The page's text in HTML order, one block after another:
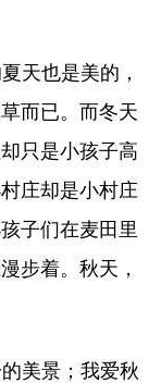
天也是美的，
而已。而冬天
只是小孩子高
庄却是小村庄
子们在麦田里
步着。秋天，
美景；我爱秋